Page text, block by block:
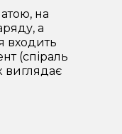
на
а
входить
(спіраль
виглядає